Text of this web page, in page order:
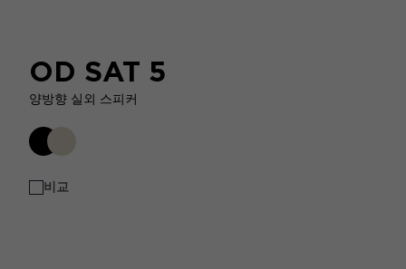
OD SAT 5
양방향 실외 스피커
비교